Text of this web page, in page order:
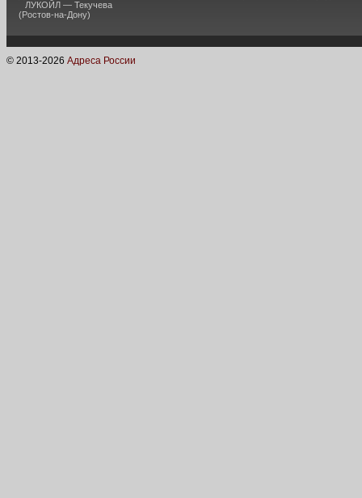
ЛУКОЙЛ — Текучева
(Ростов-на-Дону)
© 2013-2026 Адреса России